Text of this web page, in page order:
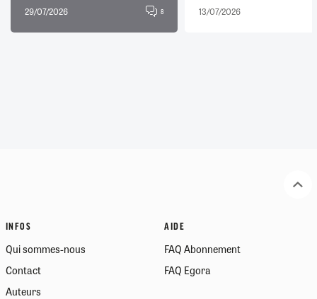
29/07/2026 8 13/07/2026
INFOS
Qui sommes-nous
Contact
Auteurs
AIDE
FAQ Abonnement
FAQ Egora